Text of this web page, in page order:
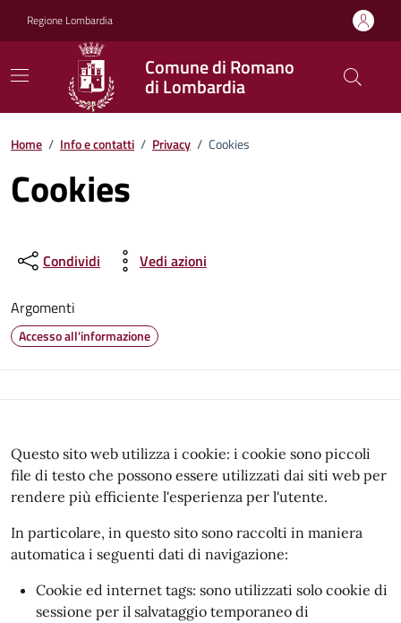
Regione Lombardia
Comune di Romano
di Lombardia
Home / Info e contatti / Privacy / Cookies
Cookies
Condividi Vedi azioni
Argomenti
Accesso all'informazione
Questo sito web utilizza i cookie: i cookie sono piccoli
file di testo che possono essere utilizzati dai siti web per
rendere più efficiente l'esperienza per l'utente.
In particolare, in questo sito sono raccolti in maniera
automatica i seguenti dati di navigazione:
Cookie ed internet tags: sono utilizzati solo cookie di
sessione per il salvataggio temporaneo di